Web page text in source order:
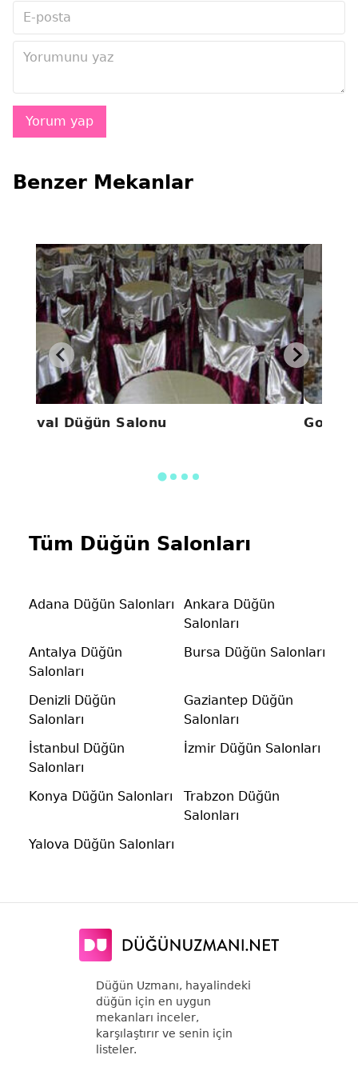
Benzer Mekanlar
Seval Düğün Salonu Gold
Tüm Düğün Salonları
Adana Düğün Salonları
Ankara Düğün
Salonları
Antalya Düğün
Salonları
Bursa Düğün Salonları
Denizli Düğün
Salonları
Gaziantep Düğün
Salonları
İstanbul Düğün
Salonları
İzmir Düğün Salonları
Konya Düğün Salonları
Trabzon Düğün
Salonları
Yalova Düğün Salonları
Düğün Uzmanı, hayalindeki
düğün için en uygun
mekanları inceler,
karşılaştırır ve senin için
listeler.